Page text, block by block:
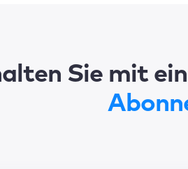
Sie mit